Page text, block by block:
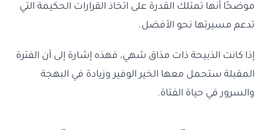
موضحًا أنها تمتلك القدرة على اتخاذ القرارات الحكيمة التي
تدعم مسيرتها نحو الأفضل.
إذا كانت الذبيحة ذات مذاق شهي، فهذه إشارة إلى أن الفترة
المقبلة ستحمل معها الخير الوفير وزيادة في البهجة
والسرور في حياة الفتاة.